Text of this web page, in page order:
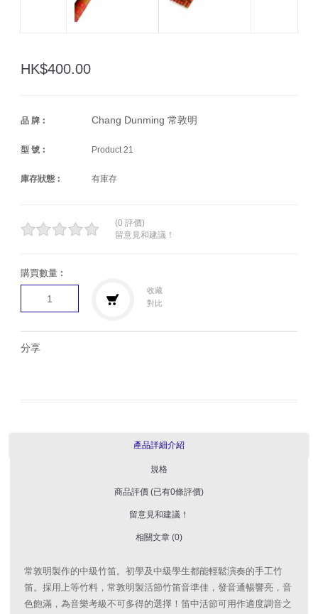
HK$400.00
品 牌︰ Chang Dunming 常敦明
型 號︰ Product 21
庫存狀態︰ 有庫存
(0 評價)
留意見和建議！
購買數量︰
收藏
對比
分享
產品詳細介紹
規格
商品評價 (已有0條評價)
留意見和建議！
相關文章 (0)
常敦明製作的中級竹笛。初學及中級學生都能輕鬆演奏的手工竹
笛。採用上等竹料，常敦明製活節竹笛音準佳，發音通暢響亮，音
色飽滿，為音樂考級不可多得的選擇！笛中活節可用作適度調音之